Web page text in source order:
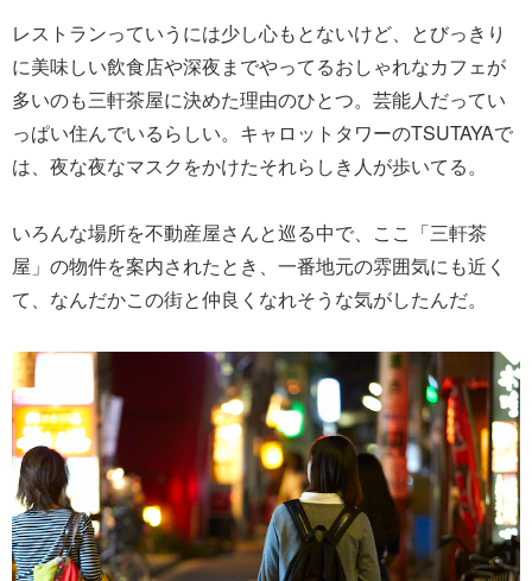
レストランっていうには少し心もとないけど、とびっきり
に美味しい飲食店や深夜までやってるおしゃれなカフェが
多いのも三軒茶屋に決めた理由のひとつ。芸能人だってい
っぱい住んでいるらしい。キャロットタワーのTSUTAYAで
は、夜な夜なマスクをかけたそれらしき人が歩いてる。
いろんな場所を不動産屋さんと巡る中で、ここ「三軒茶
屋」の物件を案内されたとき、一番地元の雰囲気にも近く
て、なんだかこの街と仲良くなれそうな気がしたんだ。